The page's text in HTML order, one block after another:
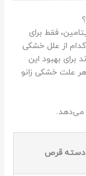
فقط برای
از علل خشکی
برای بهبود این
علت خشکی زانو
می‌دهد.
دسته قرص